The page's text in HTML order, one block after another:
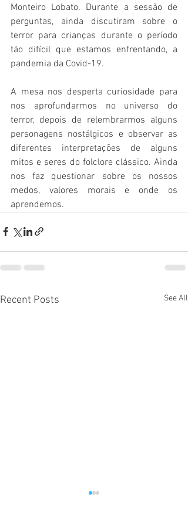
Monteiro Lobato. Durante a sessão de
perguntas, ainda discutiram sobre o
terror para crianças durante o período
tão difícil que estamos enfrentando, a
pandemia da Covid-19.
A mesa nos desperta curiosidade para
nos aprofundarmos no universo do
terror, depois de relembrarmos alguns
personagens nostálgicos e observar as
diferentes interpretações de alguns
mitos e seres do folclore clássico. Ainda
nos faz questionar sobre os nossos
medos, valores morais e onde os
aprendemos.
Recent Posts See All